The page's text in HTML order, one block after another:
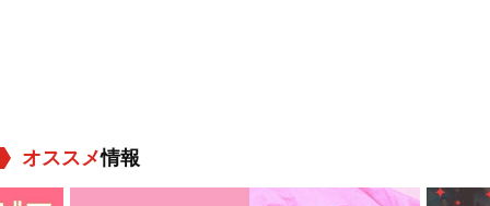
オススメ情報